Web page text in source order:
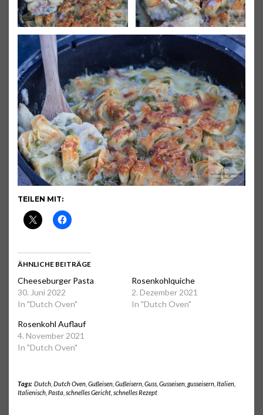
TEILEN MIT:
ÄHNLICHE BEITRÄGE
Cheeseburger Pasta
30. Juni 2022
In "Dutch Oven"
Rosenkohlquiche
2. Dezember 2021
In "Dutch Oven"
Rosenkohl Auflauf
4. November 2021
In "Dutch Oven"
Tags: Dutch, Dutch Oven, Gußeisen, Gußeisern, Guss, Gusseisen, gusseisern, Italien,
Italienisch Pasta schnelles Gericht schnelles Rezept